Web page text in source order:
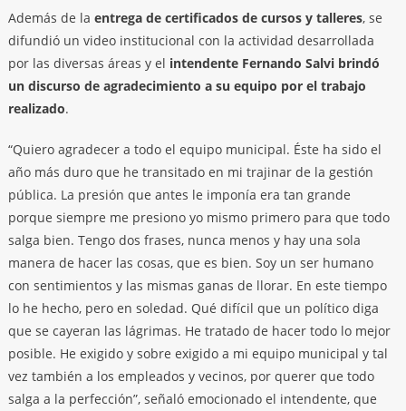
Además de la entrega de certificados de cursos y talleres, se
difundió un video institucional con la actividad desarrollada
por las diversas áreas y el intendente Fernando Salvi brindó
un discurso de agradecimiento a su equipo por el trabajo
realizado.
“Quiero agradecer a todo el equipo municipal. Éste ha sido el
año más duro que he transitado en mi trajinar de la gestión
pública. La presión que antes le imponía era tan grande
porque siempre me presiono yo mismo primero para que todo
salga bien. Tengo dos frases, nunca menos y hay una sola
manera de hacer las cosas, que es bien. Soy un ser humano
con sentimientos y las mismas ganas de llorar. En este tiempo
lo he hecho, pero en soledad. Qué difícil que un político diga
que se cayeran las lágrimas. He tratado de hacer todo lo mejor
posible. He exigido y sobre exigido a mi equipo municipal y tal
vez también a los empleados y vecinos, por querer que todo
salga a la perfección”, señaló emocionado el intendente, que